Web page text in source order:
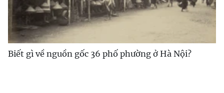
Biết gì về nguồn gốc 36 phố phường ở Hà Nội?